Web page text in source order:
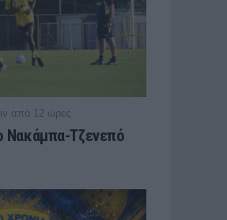
από 12 ώρες
Νακάμπα-Τζενεπό